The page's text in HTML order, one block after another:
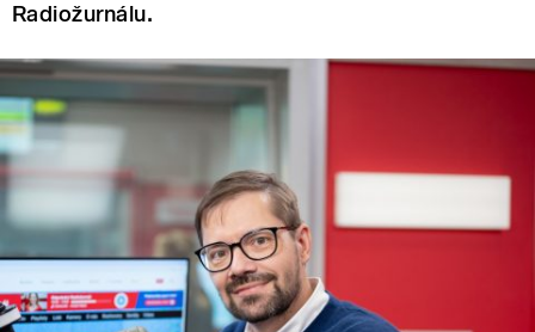
Radiožurnálu.